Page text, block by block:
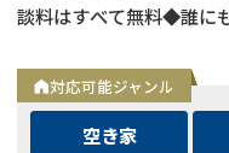
談料はすべて無料◆誰に
◆1,200件以上の不動産
債務整理や自己破産、離
対応可能ジャンル
空き家